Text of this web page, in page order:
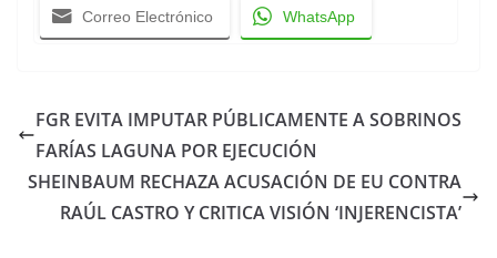
Correo Electrónico WhatsApp
FGR EVITA IMPUTAR PÚBLICAMENTE A SOBRINOS
FARÍAS LAGUNA POR EJECUCIÓN
SHEINBAUM RECHAZA ACUSACIÓN DE EU CONTRA
RAÚL CASTRO Y CRITICA VISIÓN ‘INJERENCISTA’